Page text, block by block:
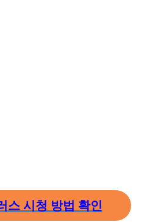
스 시청 방법 확인